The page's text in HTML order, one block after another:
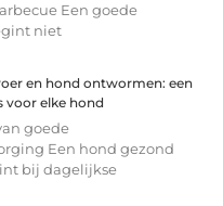
Een goede
niet
en hond ontwormen: een
voor elke hond
goede
Een hond gezond
bij dagelijkse